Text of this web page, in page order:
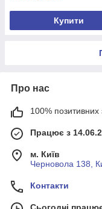
Купити
Про нас
100% позитивних
Працює з
м. Київ
Черновола 138,
Контакти